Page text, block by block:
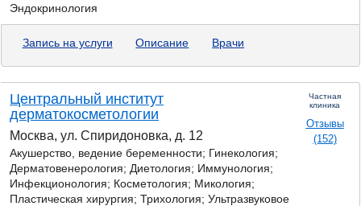
Эндокринология
Запись на услуги Описание Врачи
Центральный институт
дерматокосметологии
Москва, ул. Спиридоновка, д. 12
Акушерство, ведение беременности; Гинекология;
Дерматовенерология; Диетология; Иммунология;
Инфекционология; Косметология; Микология;
Пластическая хирургия; Трихология; Ультразвуковое
Частная
клиника
Отзывы
(152)